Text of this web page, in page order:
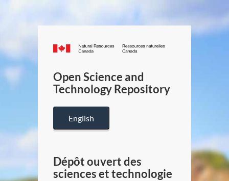
Canada.ca
/
Canada
Open Science and
Technology Repository
English
Dépôt ouvert des
sciences et technologie